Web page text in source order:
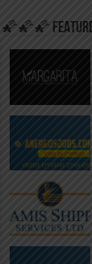
🌠🌠🌠